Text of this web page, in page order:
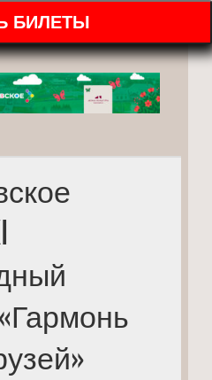
БИЛЕТЫ